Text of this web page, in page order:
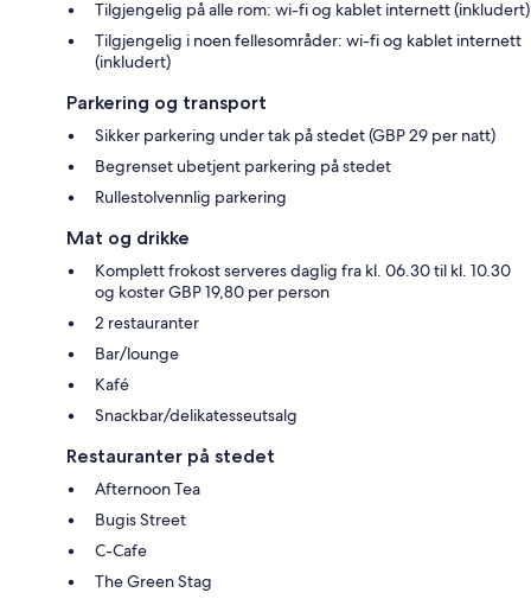
Tilgjengelig på alle rom: wi-fi og kablet internett (inkludert)
Tilgjengelig i noen fellesområder: wi-fi og kablet internett
(inkludert)
Parkering og transport
Sikker parkering under tak på stedet (GBP 29 per natt)
Begrenset ubetjent parkering på stedet
Rullestolvennlig parkering
Mat og drikke
Komplett frokost serveres daglig fra kl. 06.30 til kl. 10.30
og koster GBP 19,80 per person
2 restauranter
Bar/lounge
Kafé
Snackbar/delikatesseutsalg
Restauranter på stedet
Afternoon Tea
Bugis Street
C-Cafe
The Green Stag